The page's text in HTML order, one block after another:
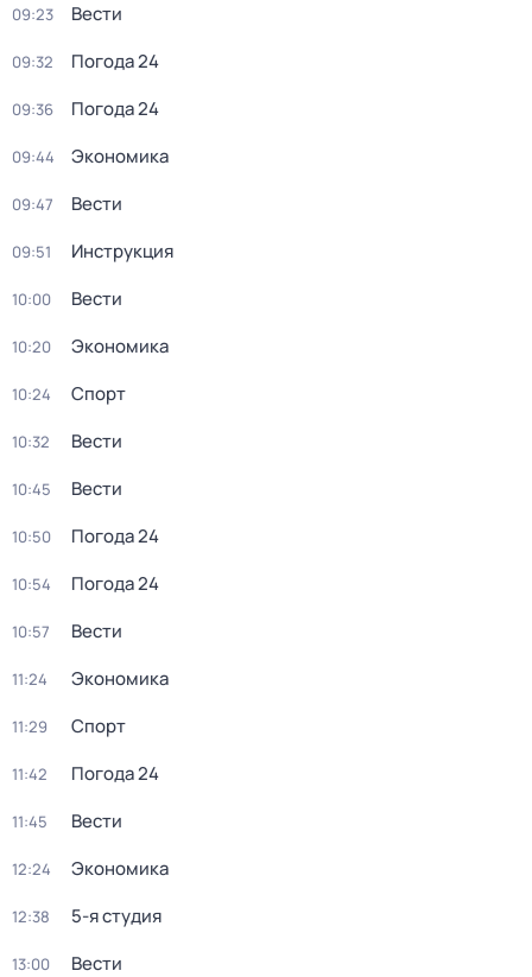
09:23 Вести
09:32 Погода 24
09:36 Погода 24
09:44 Экономика
09:47 Вести
09:51 Инструкция
10:00 Вести
10:20 Экономика
10:24 Спорт
10:32 Вести
10:45 Вести
10:50 Погода 24
10:54 Погода 24
10:57 Вести
11:24 Экономика
11:29 Спорт
11:42 Погода 24
11:45 Вести
12:24 Экономика
12:38 5-я студия
13:00 Вести